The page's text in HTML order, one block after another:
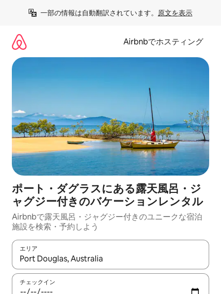
一部の情報は自動翻訳されています。 原文を表示
Airbnbでホスティング
ポート・ダグラスにある露天風呂・ジ
ャグジー付きのバケーションレンタル
Airbnbで露天風呂・ジャグジー付きのユニークな宿泊
施設を検索・予約しよう
エリア
検索結果が表示されたら、上下の矢印キーを使って移動するか
チェックイン